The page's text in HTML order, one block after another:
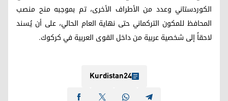
الكوردستاني وعدد من الأطراف الأخرى، تم بموجبه منح منصب
المحافظ للمكون التركماني حتى نهاية العام الحالي، على أن يُسند
لاحقاً إلى شخصية عربية من داخل القوى العربية في كركوك.
Kurdistan24